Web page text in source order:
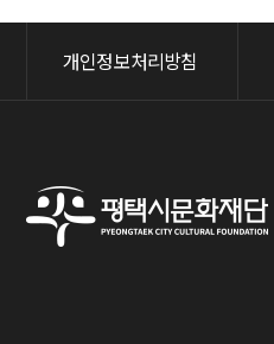
개인정보처리방침